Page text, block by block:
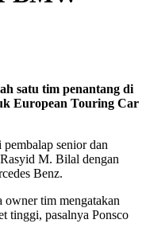
satu tim penantang di
European Touring Car
senior dan
M. Bilal dengan
Benz.
owner tim mengatakan
tinggi, pasalnya Ponsco